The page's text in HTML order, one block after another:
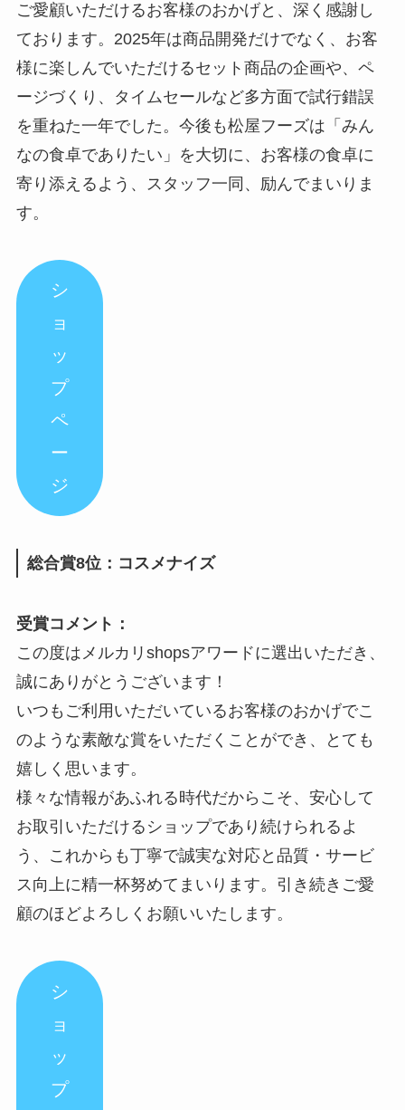
ご愛顧いただけるお客様のおかげと、深く感謝し
ております。2025年は商品開発だけでなく、お客
様に楽しんでいただけるセット商品の企画や、ペ
ージづくり、タイムセールなど多方面で試行錯誤
を重ねた一年でした。今後も松屋フーズは「みん
なの食卓でありたい」を大切に、お客様の食卓に
寄り添えるよう、スタッフ一同、励んでまいりま
す。
シ
ョ
ッ
プ
ペ
ー
ジ
総合賞8位：コスメナイズ
受賞コメント：
この度はメルカリshopsアワードに選出いただき、
誠にありがとうございます！
いつもご利用いただいているお客様のおかげでこ
のような素敵な賞をいただくことができ、とても
嬉しく思います。
様々な情報があふれる時代だからこそ、安心して
お取引いただけるショップであり続けられるよ
う、これからも丁寧で誠実な対応と品質・サービ
ス向上に精一杯努めてまいります。引き続きご愛
顧のほどよろしくお願いいたします。
シ
ョ
ッ
プ